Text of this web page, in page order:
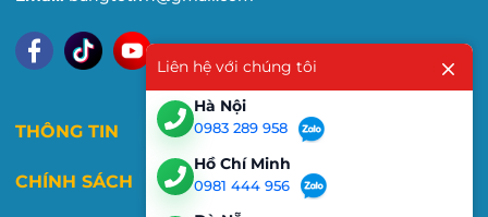
THÔNG TIN
CHÍNH SÁCH
Liên hệ với chúng tôi
Hà Nội
0983 289 958
Hồ Chí Minh
0981 444 956